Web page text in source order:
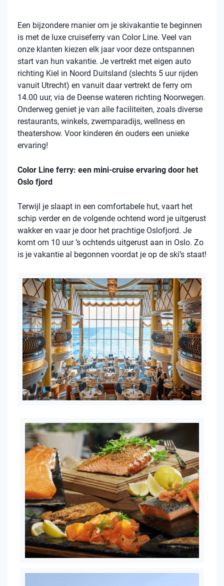
Een bijzondere manier om je skivakantie te beginnen
is met de luxe cruiseferry van Color Line. Veel van
onze klanten kiezen elk jaar voor deze ontspannen
start van hun vakantie. Je vertrekt met eigen auto
richting Kiel in Noord Duitsland (slechts 5 uur rijden
vanuit Utrecht) en vanuit daar vertrekt de ferry om
14.00 uur, via de Deense wateren richting Noorwegen.
Onderweg geniet je van alle faciliteiten, zoals diverse
restaurants, winkels, zwemparadijs, wellness en
theatershow. Voor kinderen én ouders een unieke
ervaring!
Color Line ferry: een mini-cruise ervaring door het
Oslo fjord
Terwijl je slaapt in een comfortabele hut, vaart het
schip verder en de volgende ochtend word je uitgerust
wakker en vaar je door het prachtige Oslofjord. Je
komt om 10 uur ’s ochtends uitgerust aan in Oslo. Zo
is je vakantie al begonnen voordat je op de ski’s staat!